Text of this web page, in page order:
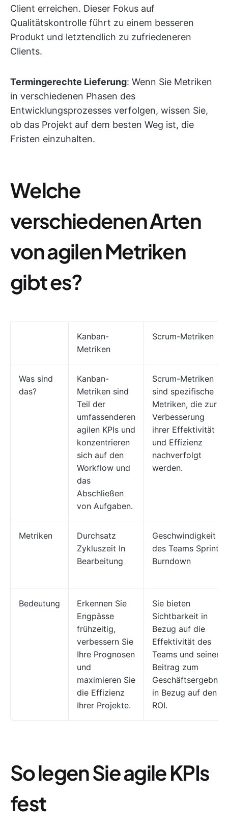
Client erreichen. Dieser Fokus auf
Qualitätskontrolle führt zu einem besseren
Produkt und letztendlich zu zufriedeneren
Clients.
Termingerechte Lieferung: Wenn Sie Metriken
in verschiedenen Phasen des
Entwicklungsprozesses verfolgen, wissen Sie,
ob das Projekt auf dem besten Weg ist, die
Fristen einzuhalten.
Welche
verschiedenen Arten
von agilen Metriken
gibt es?
Kanban-
Metriken
Scrum-Metriken
Was sind
das?
Kanban-
Metriken sind
Teil der
umfassenderen
agilen KPIs und
konzentrieren
sich auf den
Workflow und
das
Abschließen
von Aufgaben.
Scrum-Metriken
sind spezifische
Metriken, die zur
Verbesserung
ihrer Effektivität
und Effizienz
nachverfolgt
werden.
Metriken
Durchsatz
Zykluszeit In
Bearbeitung
Geschwindigkeit
des Teams Sprint-
Burndown
Bedeutung
Erkennen Sie
Engpässe
frühzeitig,
verbessern Sie
Ihre Prognosen
und
maximieren Sie
die Effizienz
Ihrer Projekte.
Sie bieten
Sichtbarkeit in
Bezug auf die
Effektivität des
Teams und seinen
Beitrag zum
Geschäftsergebnis
in Bezug auf den
ROI.
So legen Sie agile KPIs
fest